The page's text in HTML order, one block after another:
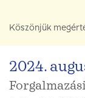
Köszönjük
2024.